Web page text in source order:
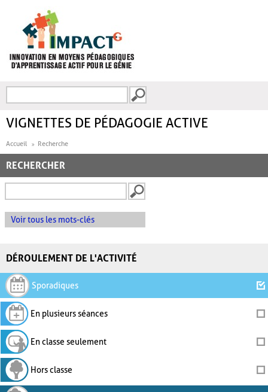
FORMULAIRE DE
VIGNETTES DE PÉDAGOGIE ACTIVE
Accueil Recherche
RECHERCHER
Voir tous les mots-clés
DÉROULEMENT DE L'ACTIVITÉ
Sporadiques
En plusieurs séances
En classe seulement
Hors classe